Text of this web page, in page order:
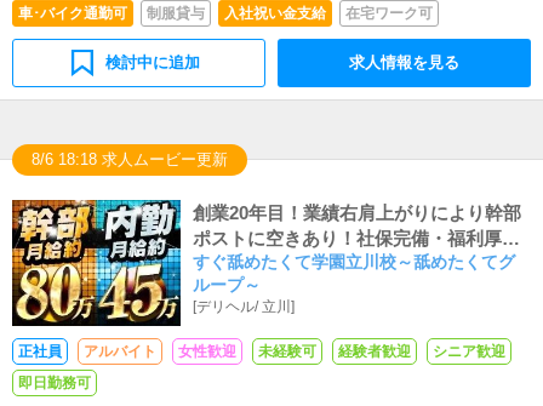
車･バイク通勤可
制服貸与 入社祝い金支給 在宅ワーク可
検討中に追加 求人情報を見る
8/6 18:18 求人ムービー更新
創業20年目！業績右肩上がりにより幹部
ポストに空きあり！社保完備・福利厚生
抜群〈月収100万円〉法人営業の舐めた
くてグループで活躍！年功序列なし！実
力次第で上に行ける評価制度を採用し店
舗もスタッフも売上過去最高◎お客様と
女性キャストが笑顔になるのがやりが
すぐ舐めたくて学園立川校～舐めたくてグ
ループ～
[デリヘル/ 立川]
正社員 アルバイト 女性歓迎 未経験可 経験者歓迎
シニア歓迎
即日勤務可